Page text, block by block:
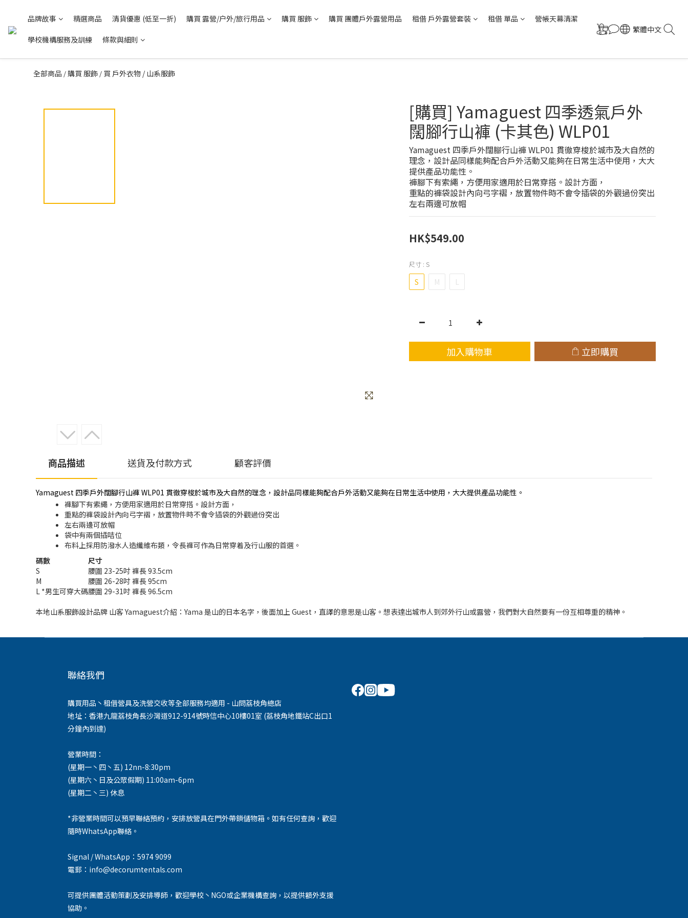
品牌故事 精選商品 清貨優惠 (低至一折) 購買 露營/户外/旅行用品 購買 服飾 購買 團體戶外露營用品 租借 戶外露營套裝 租借 單品 營帳天幕清潔
學校機構服務及訓練 條款與細則
繁體中文
全部商品 / 購買 服飾 / 買 戶外衣物 / 山系服飾
[購買] Yamaguest 四季透氣戶外
闊腳行山褲 (卡其色) WLP01
Yamaguest 四季戶外闊腳行山褲 WLP01 貫徹穿梭於城市及大自然的
理念，設計品同樣能夠配合戶外活動又能夠在日常生活中使用，大大
提供產品功能性。
褲腳下有索繩，方便用家適用於日常穿搭。設計方面，
重點的褲袋設計內向弓字褶，放置物件時不會令插袋的外觀過份突出
左右兩邊可放帽
HK$549.00
尺寸 : S
S M L
加入購物車 立即購買
商品描述 送貨及付款方式 顧客評價
Yamaguest 四季戶外闊腳行山褲 WLP01 貫徹穿梭於城市及大自然的理念，設計品同樣能夠配合戶外活動又能夠在日常生活中使用，大大提供產品功能性。
褲腳下有索繩，方便用家適用於日常穿搭。設計方面，
重點的褲袋設計內向弓字褶，放置物件時不會令插袋的外觀過份突出
左右兩邊可放帽
袋中有兩個插咭位
布料上採用防潑水人造纖維布類，令長褲可作為日常穿着及行山服的首選。
碼數
尺寸
S
腰圍 23-25吋 褲長 93.5cm
M
腰圍 26-28吋 褲長 95cm
L *男生可穿大碼腰圍 29-31吋 褲長 96.5cm
本地山系服飾設計品牌 山客 Yamaguest介紹：Yama 是山的日本名字，後面加上 Guest，直譯的意思是山客。想表達出城市人到郊外行山或露營，我們對大自然要有一份互相尊重的精神。
聯絡我們
購買用品丶租借營具及洗營交收等全部服務均適用 - 山問荔枝角總店
地址：香港九龍荔枝角長沙灣道912-914號時信中心10樓01室 (荔枝角地鐵站C出口1
分鐘內到達)
營業時間：
(星期一丶四丶五) 12nn-8:30pm
(星期六丶日及公眾假期) 11:00am-6pm
(星期二丶三) 休息
*非營業時間可以預早聯絡預約，安排放營具在門外帶鎖儲物箱。如有任何查詢，歡迎
隨時WhatsApp聯絡。
Signal / WhatsApp：5974 9099
電郵：info@decorumtentals.com
可提供團體活動策劃及安排導師，歡迎學校丶NGO或企業機構查詢，以提供額外支援
協助。